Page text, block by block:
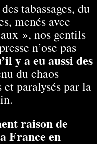
tabassages, du
menés avec
», nos gentils
n’ose pas
y a eu aussi des
du chaos
paralysés par la
raison de
France en